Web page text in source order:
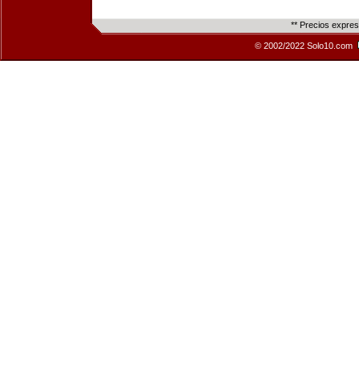
** Precios
© 2002/2022 Solo10.com